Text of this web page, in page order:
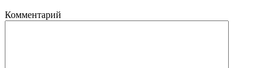
Комментарий